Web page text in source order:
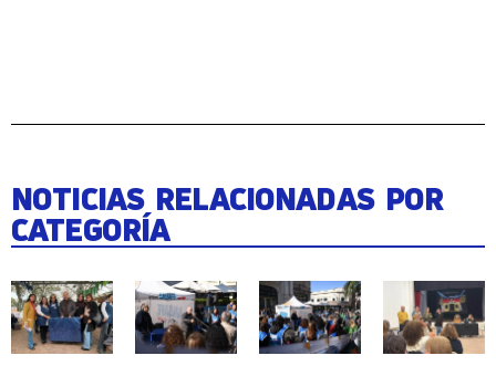
NOTICIAS RELACIONADAS POR
CATEGORÍA